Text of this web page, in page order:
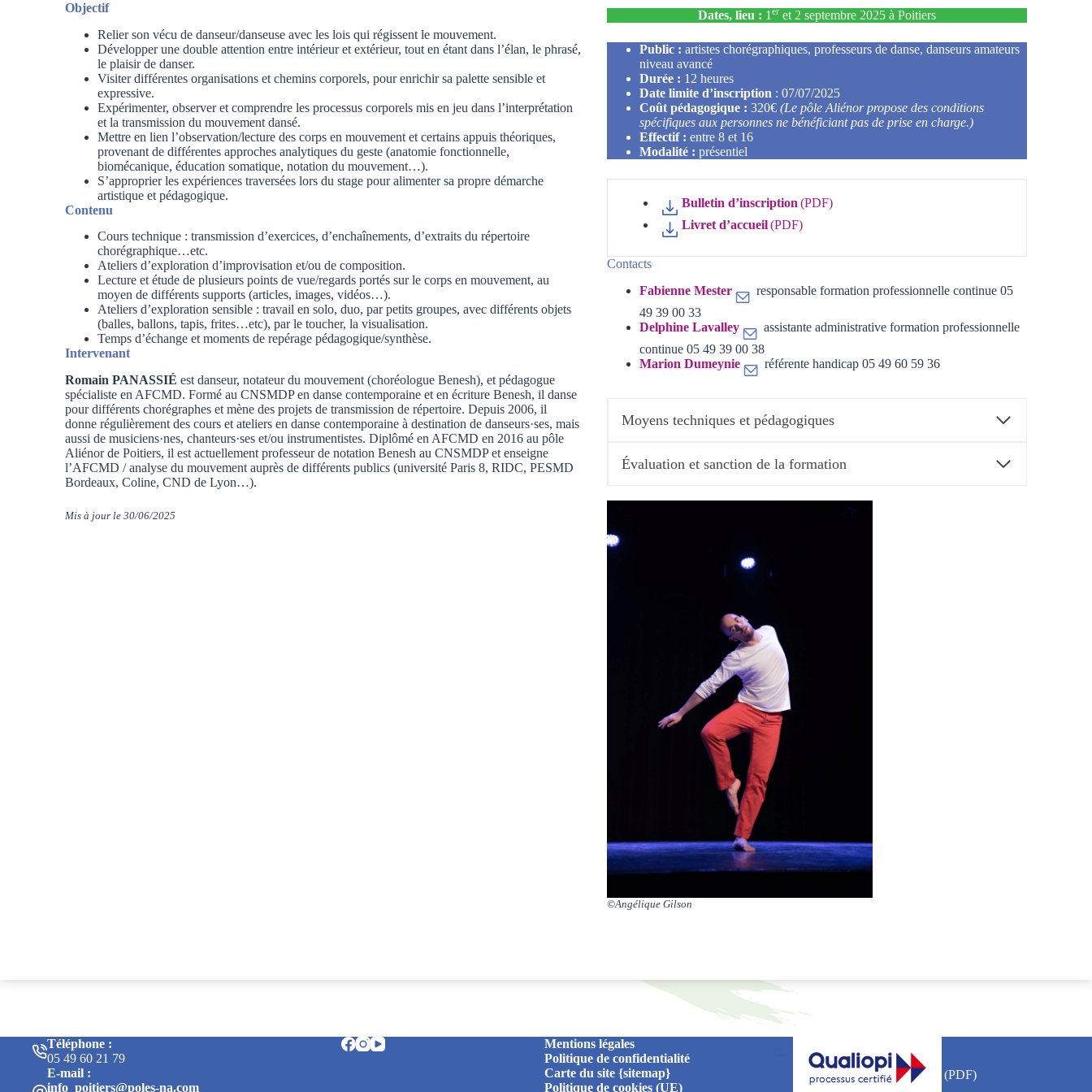
Objectif
Relier son vécu de danseur/danseuse avec les lois qui régissent le mouvement.
Développer une double attention entre intérieur et extérieur, tout en étant dans l’élan, le phrasé,
le plaisir de danser.
Visiter différentes organisations et chemins corporels, pour enrichir sa palette sensible et
expressive.
Expérimenter, observer et comprendre les processus corporels mis en jeu dans l’interprétation
et la transmission du mouvement dansé.
Mettre en lien l’observation/lecture des corps en mouvement et certains appuis théoriques,
provenant de différentes approches analytiques du geste (anatomie fonctionnelle,
biomécanique, éducation somatique, notation du mouvement…).
S’approprier les expériences traversées lors du stage pour alimenter sa propre démarche
artistique et pédagogique.
Contenu
Cours technique : transmission d’exercices, d’enchaînements, d’extraits du répertoire
chorégraphique…etc.
Ateliers d’exploration d’improvisation et/ou de composition.
Lecture et étude de plusieurs points de vue/regards portés sur le corps en mouvement, au
moyen de différents supports (articles, images, vidéos…).
Ateliers d’exploration sensible : travail en solo, duo, par petits groupes, avec différents objets
(balles, ballons, tapis, frites…etc), par le toucher, la visualisation.
Temps d’échange et moments de repérage pédagogique/synthèse.
Intervenant
Romain PANASSIÉ est danseur, notateur du mouvement (choréologue Benesh), et pédagogue
spécialiste en AFCMD. Formé au CNSMDP en danse contemporaine et en écriture Benesh, il danse
pour différents chorégraphes et mène des projets de transmission de répertoire. Depuis 2006, il
donne régulièrement des cours et ateliers en danse contemporaine à destination de danseurs·ses, mais
aussi de musiciens·nes, chanteurs·ses et/ou instrumentistes. Diplômé en AFCMD en 2016 au pôle
Aliénor de Poitiers, il est actuellement professeur de notation Benesh au CNSMDP et enseigne
l’AFCMD / analyse du mouvement auprès de différents publics (université Paris 8, RIDC, PESMD
Bordeaux, Coline, CND de Lyon…).
Mis à jour le 30/06/2025
Dates, lieu : 1er et 2 septembre 2025 à Poitiers
Public : artistes chorégraphiques, professeurs de danse, danseurs amateurs
niveau avancé
Durée : 12 heures
Date limite d’inscription : 07/07/2025
Coût pédagogique :320€(Le pôle Aliénor propose des conditions
spécifiques aux personnes ne bénéficiant pas de prise en charge.)
Effectif :entre 8 et 16
Modalité :présentiel
Bulletin d’inscription
Livret d’accueil
Contacts
Fabienne Mester
responsable formation professionnelle continue 05
49 39 00 33
Delphine Lavalley
assistante administrative formation professionnelle
continue05 49 39 00 38
Marion Dumeynie
référente handicap 05 49 60 59 36
Moyens techniques et pédagogiques
Évaluation et sanction de la formation
©Angélique Gilson
Téléphone :
05 49 60 21 79
E-mail :
info_poitiers@poles-na.com
Mentions légales
Politique de confidentialité
Carte du site {sitemap}
Politique de cookies (UE)